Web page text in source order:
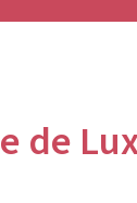
de